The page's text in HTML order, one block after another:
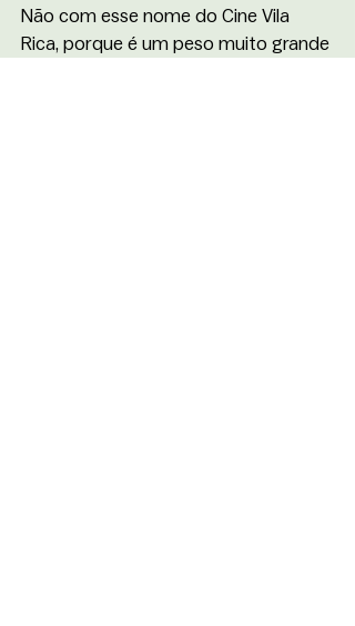
Não com esse nome do Cine Vila
Rica, porque é um peso muito grande